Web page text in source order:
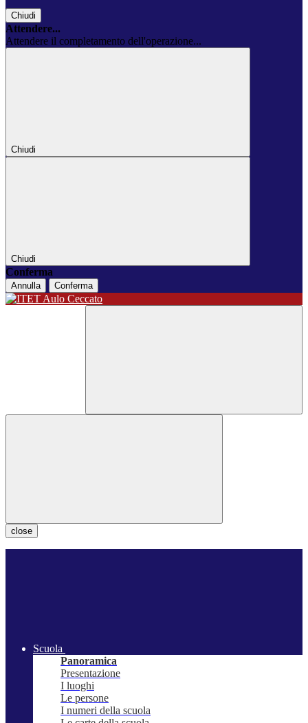
Chiudi
Attendere...
Attendere il completamento dell'operazione...
Chiudi
Chiudi
Conferma
Annulla Conferma
close
Scuola
Panoramica
Presentazione
I luoghi
Le persone
I numeri della scuola